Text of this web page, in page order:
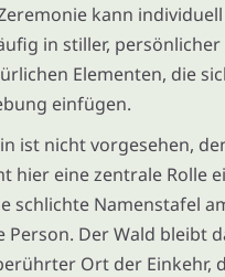
kann
in stiller,
Elementen, die
einfügen.
ist nicht vorgesehen,
hier eine zentrale Rolle
schlichte Namenstafel
Person. Der Wald bleibt
Ort der Einkehr,